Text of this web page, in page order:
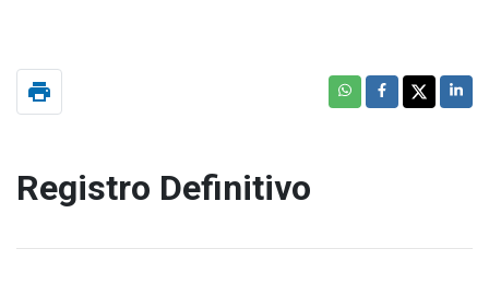
print
Registro Definitivo